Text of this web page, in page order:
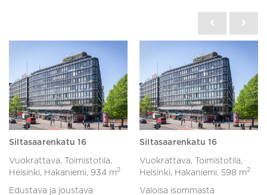
Siltasaarenkatu 16
Vuokrattava, Toimistotila,
Helsinki, Hakaniemi, 934 m2
Edustava ja joustava
Siltasaarenkatu 16
Vuokrattava, Toimistotila,
Helsinki, Hakaniemi, 598 m2
Valoisa isommasta